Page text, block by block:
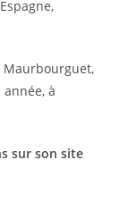
Maurbourguet,
à
sur son site